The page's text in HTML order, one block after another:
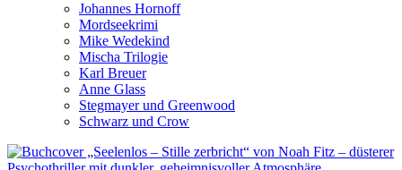
Johannes Hornoff
Mordseekrimi
Mike Wedekind
Mischa Trilogie
Karl Breuer
Anne Glass
Stegmayer und Greenwood
Schwarz und Crow